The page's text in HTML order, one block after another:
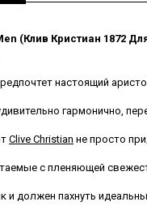
(Клив Кристиан 1872
настоящий
гармонично,
Clive Christian не просто
с пленяющей
должен пахнуть